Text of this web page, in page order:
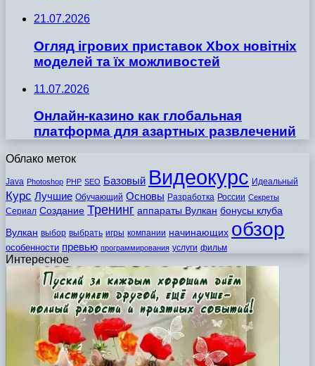
21.07.2026
Огляд ігрових приставок Xbox новітніх
моделей та їх можливостей
11.07.2026
Онлайн-казино как глобальная
платформа для азартных развлечений
Облако меток
Java Photoshop PHP SEO Базовый Видеокурс Идеальный
Курс Лучшие Обучающий Основы Разработка России Секреты
Сериал Создание Тренинг аппараты Вулкан бонусы клуба
Вулкан выбор выбрать игры компании начинающих обзор
особенности превью программирования услуги фильм
Интересное